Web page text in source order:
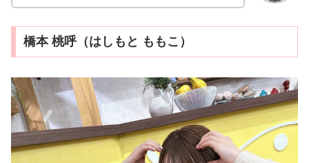
橋本 桃呼（はしもと ももこ）